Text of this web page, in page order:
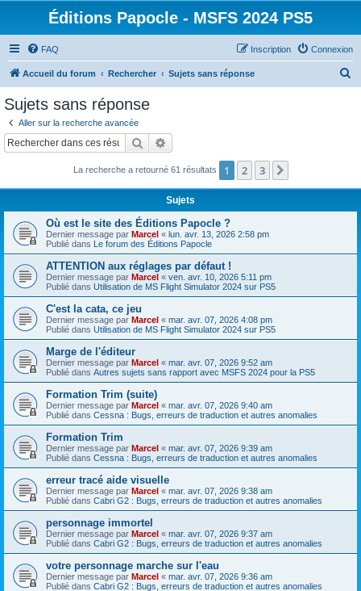
Éditions Papocle - MSFS 2024 PS5
FAQ Connexion
Inscription
Accueil du forum Rechercher Sujets sans réponse
c
Sujets sans réponse
Aller sur la recherche avancée
Rechercher
La recherche a retourné 61 résultats 1 2 3
Sujets
Où est le site des Éditions Papocle ?
Dernier message par Marcel « lun. avr. 13, 2026 2:58 pm
Publié dans Le forum des Éditions Papocle
ATTENTION aux réglages par défaut !
Dernier message par Marcel « ven. avr. 10, 2026 5:11 pm
Publié dans Utilisation de MS Flight Simulator 2024 sur PS5
C'est la cata, ce jeu
Dernier message par Marcel « mar. avr. 07, 2026 4:08 pm
Publié dans Utilisation de MS Flight Simulator 2024 sur PS5
Marge de l'éditeur
Dernier message par Marcel « mar. avr. 07, 2026 9:52 am
Publié dans Autres sujets sans rapport avec MSFS 2024 pour la PS5
Formation Trim (suite)
Dernier message par Marcel « mar. avr. 07, 2026 9:40 am
Publié dans Cessna : Bugs, erreurs de traduction et autres anomalies
Formation Trim
Dernier message par Marcel « mar. avr. 07, 2026 9:39 am
Publié dans Cessna : Bugs, erreurs de traduction et autres anomalies
erreur tracé aide visuelle
Dernier message par Marcel « mar. avr. 07, 2026 9:38 am
Publié dans Cabri G2 : Bugs, erreurs de traduction et autres anomalies
personnage immortel
Dernier message par Marcel « mar. avr. 07, 2026 9:37 am
Publié dans Cabri G2 : Bugs, erreurs de traduction et autres anomalies
votre personnage marche sur l'eau
Dernier message par Marcel « mar. avr. 07, 2026 9:36 am
Publié dans Cabri G2 : Bugs, erreurs de traduction et autres anomalies